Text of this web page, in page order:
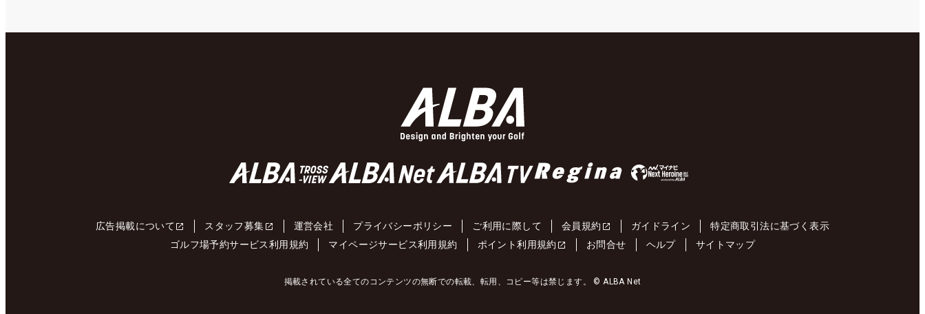
広告掲載について スタッフ募集 運営会社 プライバシーポリシー ご利用に際して 会員規約 ガイドライン
特定商取引法に基づく表示
ゴルフ場予約サービス利用規約
マイページサービス利用規約 ポイント利用規約 お問合せ ヘルプ サイトマップ
掲載されている全てのコンテンツの無断での転載、転用、コピー等は禁じます。 © ALBA Net